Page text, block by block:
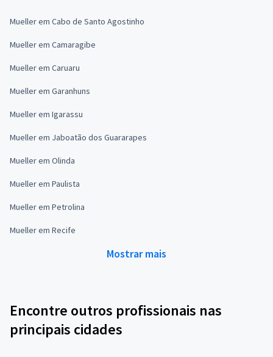
Mueller em Cabo de Santo Agostinho
Mueller em Camaragibe
Mueller em Caruaru
Mueller em Garanhuns
Mueller em Igarassu
Mueller em Jaboatão dos Guararapes
Mueller em Olinda
Mueller em Paulista
Mueller em Petrolina
Mueller em Recife
Mostrar mais
Encontre outros profissionais nas
principais cidades